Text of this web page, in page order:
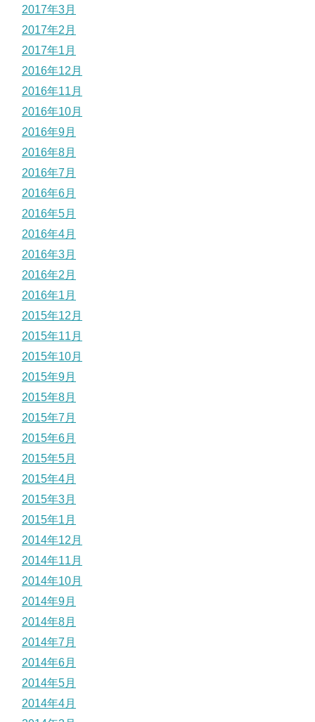
2017年3月
2017年2月
2017年1月
2016年12月
2016年11月
2016年10月
2016年9月
2016年8月
2016年7月
2016年6月
2016年5月
2016年4月
2016年3月
2016年2月
2016年1月
2015年12月
2015年11月
2015年10月
2015年9月
2015年8月
2015年7月
2015年6月
2015年5月
2015年4月
2015年3月
2015年1月
2014年12月
2014年11月
2014年10月
2014年9月
2014年8月
2014年7月
2014年6月
2014年5月
2014年4月